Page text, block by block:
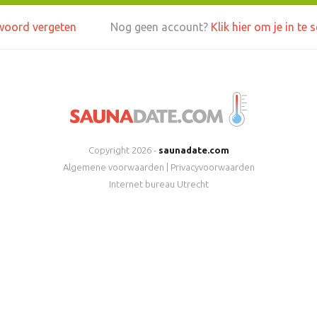
vergeten Nog geen account? Klik hier om je in te
Copyright 2026 - saunadate.com
Algemene voorwaarden
Privacyvoorwaarden
Internet bureau Utrecht